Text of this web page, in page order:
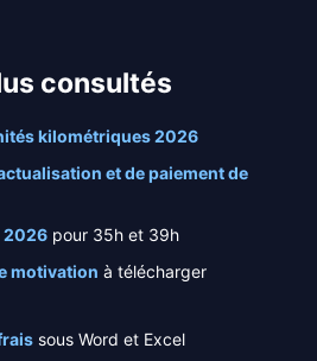
consultés
kilométriques 2026
et de paiement de
2026 pour 35h et 39h
motivation à télécharger
sous Word et Excel